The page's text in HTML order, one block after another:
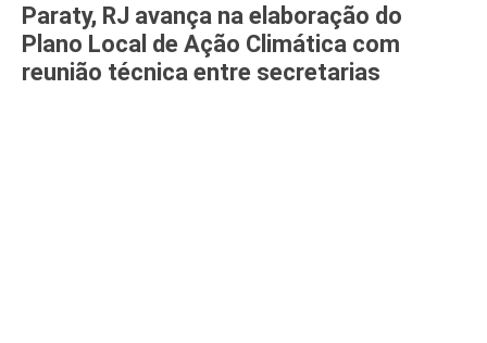
Paraty, RJ avança na elaboração do
Plano Local de Ação Climática com
reunião técnica entre secretarias